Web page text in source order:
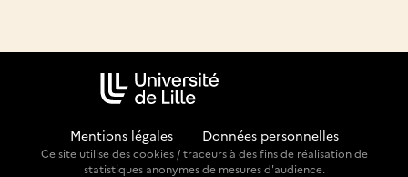
Mentions légales Données personnelles
Ce site utilise des cookies / traceurs à des fins de réalisation de
statistiques anonymes de mesures d'audience.